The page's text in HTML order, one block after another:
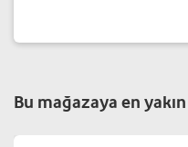
Bu mağazaya en